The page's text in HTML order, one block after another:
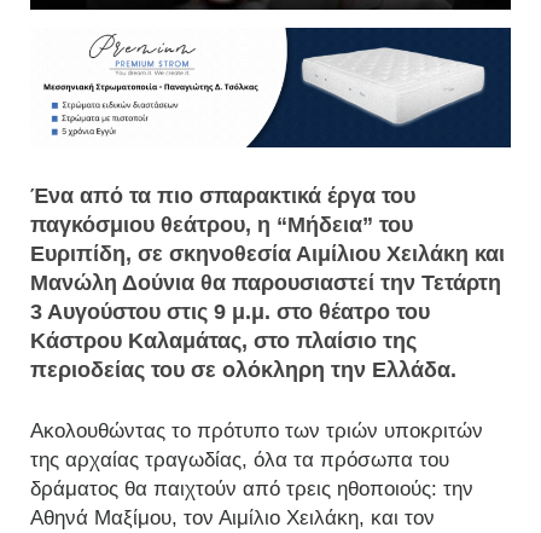
Ένα από τα πιο σπαρακτικά έργα του
παγκόσμιου θεάτρου, η “Μήδεια” του
Ευριπίδη, σε σκηνοθεσία Αιμίλιου Χειλάκη και
Μανώλη Δούνια θα παρουσιαστεί την Τετάρτη
3 Αυγούστου στις 9 μ.μ. στο θέατρο του
Κάστρου Καλαμάτας, στο πλαίσιο της
περιοδείας του σε ολόκληρη την Ελλάδα.
Ακολουθώντας το πρότυπο των τριών υποκριτών
της αρχαίας τραγωδίας, όλα τα πρόσωπα του
δράματος θα παιχτούν από τρεις ηθοποιούς: την
Αθηνά Μαξίμου, τον Αιμίλιο Χειλάκη, και τον